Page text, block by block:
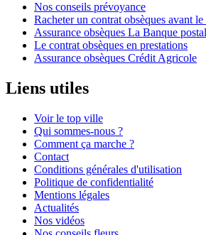
Nos conseils prévoyance
Racheter un contrat obsèques avant
Assurance obsèques La Banque
Le contrat obsèques en prestations
Assurance obsèques Crédit Agricole
Liens utiles
Voir le top ville
Qui sommes-nous ?
Comment ça marche ?
Contact
Conditions générales d'utilisation
Politique de confidentialité
Mentions légales
Actualités
Nos vidéos